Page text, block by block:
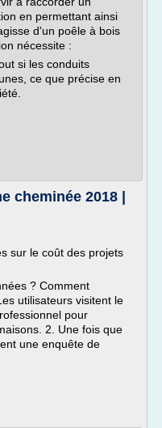
en permettant ainsi
d'un poêle à bois
nécessite :
si les conduits
ce que précise en
cheminée 2018 |
sur le coût des projets
? Comment
utilisateurs visitent le
pour
2. Une fois que
une enquête de